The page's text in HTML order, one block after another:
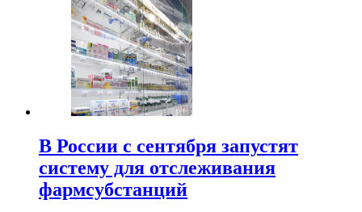
В России с сентября запустят
систему для отслеживания
фармсубстанций